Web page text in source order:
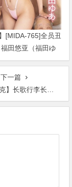
[MIDA-765]全员丑
田悠亚（福田ゆ
交！
下一篇
亲为什么要送女儿走？是否早就知道李世民计划？